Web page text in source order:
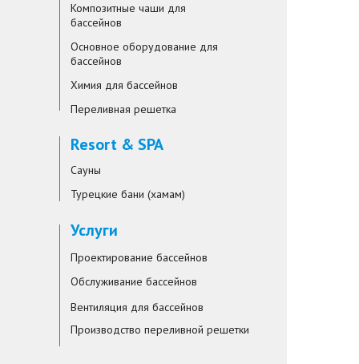
Композитные чаши для
бассейнов
Основное оборудование для
бассейнов
Химия для бассейнов
Переливная решетка
Resort & SPA
Сауны
Турецкие бани (хамам)
Услуги
Проектирование бассейнов
Обслуживание бассейнов
Вентиляция для бассейнов
Производство переливной решетки